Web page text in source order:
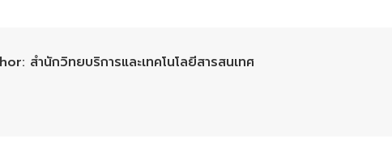
สำนักวิทยบริการและเทคโนโลยีสารสนเทศ